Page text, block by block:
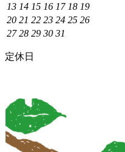
13 14 15 16 17 18 19
20 21 22 23 24 25 26
27 28 29 30 31
定休日